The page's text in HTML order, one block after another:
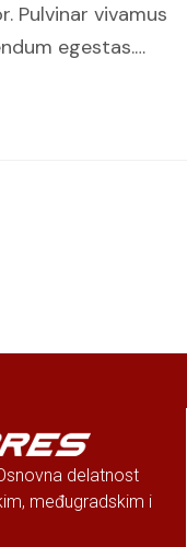
Pulvinar vivamus
egestas.…
delatnost
međugradskim i